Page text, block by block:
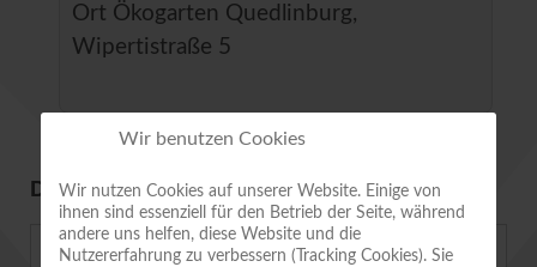
Ort Ökogarten Quedlinburg,
Wipertistraße 5
DEMNÄCHST IG SAATGUT...
13.08.2026 - 20:00 Uhr
Wir benutzen Cookies
Wir nutzen Cookies auf unserer Website. Einige von
ihnen sind essenziell für den Betrieb der Seite, während
andere uns helfen, diese Website und die
Nutzererfahrung zu verbessern (Tracking Cookies). Sie